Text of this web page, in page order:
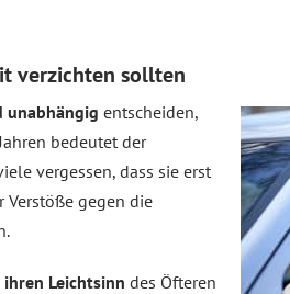
verzichten sollten
unabhängig entscheiden,
bedeutet der
vergessen, dass sie erst
Verstöße gegen die
Leichtsinn des Öfteren